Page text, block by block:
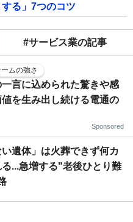
る」7つのコツ
#サービス業の記事
ムの強さ
一言に込められた驚きや感
を生み出し続ける電通の
Sponsored
い遺体」は火葬できず何カ
る...急増する"老後ひとり難